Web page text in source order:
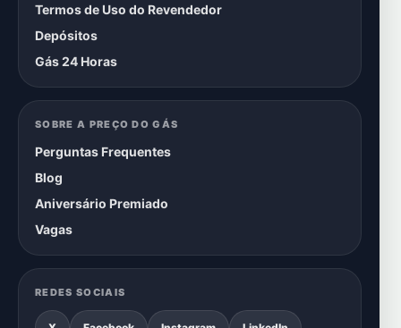
Termos de Uso do Revendedor
Depósitos
Gás 24 Horas
SOBRE A PREÇO DO GÁS
Perguntas Frequentes
Blog
Aniversário Premiado
Vagas
REDES SOCIAIS